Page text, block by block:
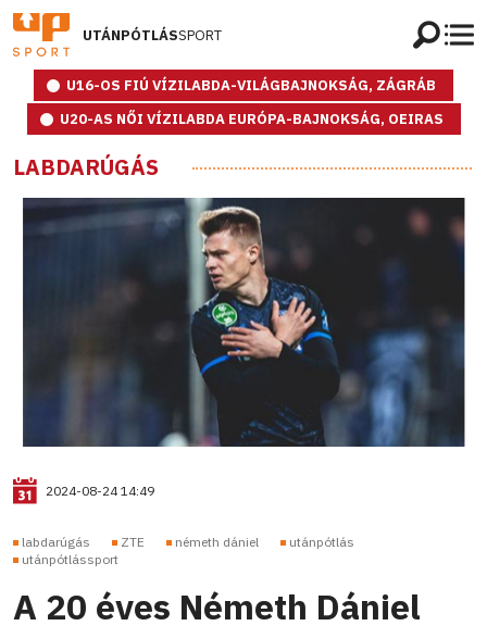
UTÁNPÓTLÁSSPORT
U16-OS FIÚ VÍZILABDA-VILÁGBAJNOKSÁG, ZÁGRÁB
U20-AS NŐI VÍZILABDA EURÓPA-BAJNOKSÁG, OEIRAS
LABDARÚGÁS
2024-08-24 14:49
labdarúgás ZTE németh dániel
utánpótlás
utánpótlássport
A 20 éves Németh Dániel